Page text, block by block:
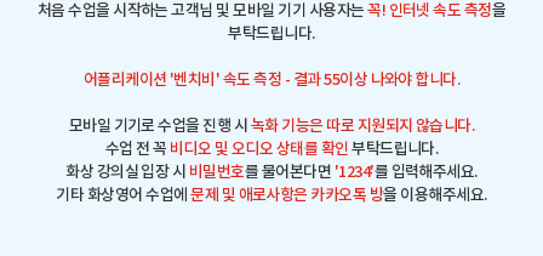
처음 수업을 시작하는 고객님 및 모바일 기기 사용자는꼭! 인터넷 속도 측정을
부탁드립니다.
어플리케이션 '벤치비' 속도 측정 - 결과 55이상 나와야 합니다.
모바일 기기로 수업을 진행 시 녹화 기능은 따로 지원되지 않습니다.
수업 전 꼭 비디오 및 오디오 상태를 확인부탁드립니다.
화상 강의실 입장 시 비밀번호를 물어본다면 '1234'를 입력해주세요.
기타 화상영어 수업에문제 및 애로사항은 카카오톡 방을 이용해주세요.